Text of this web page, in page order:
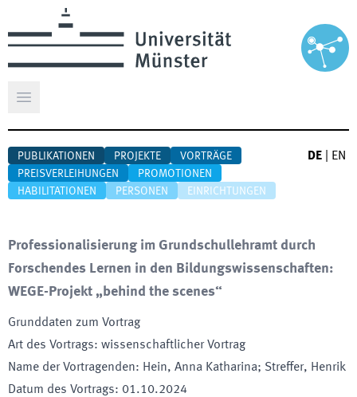
Hauptmenü öffnen
PUBLIKATIONEN PROJEKTE
VORTRÄGE
PREISVERLEIHUNGEN
PROMOTIONEN
HABILITATIONEN
PERSONEN EINRICHTUNGEN
DE EN
Professionalisierung im Grundschullehramt durch
Forschendes Lernen in den Bildungswissenschaften:
WEGE-Projekt „behind the scenes“
Grunddaten zum Vortrag
Art des Vortrags: wissenschaftlicher Vortrag
Name der Vortragenden: Hein, Anna Katharina; Streffer, Henrik
Datum des Vortrags: 01.10.2024